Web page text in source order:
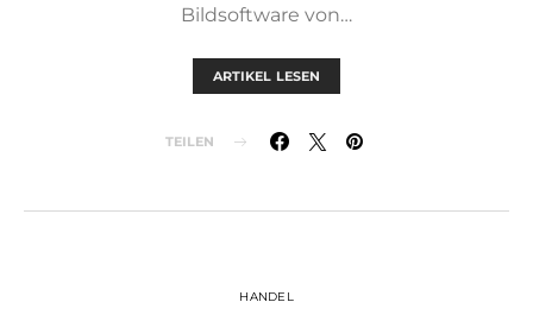
Bildsoftware von…
ARTIKEL LESEN
TEILEN
HANDEL